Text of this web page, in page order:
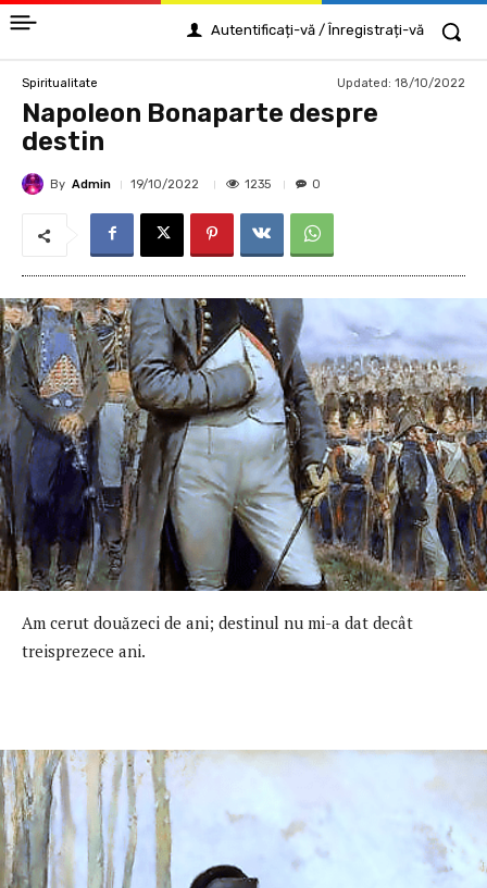
Autentificați-vă / Înregistrați-vă
Spiritualitate Updated: 18/10/2022
Napoleon Bonaparte despre
destin
By Admin 19/10/2022 1235 0
Am cerut douăzeci de ani; destinul nu mi-a dat decât
treisprezece ani.